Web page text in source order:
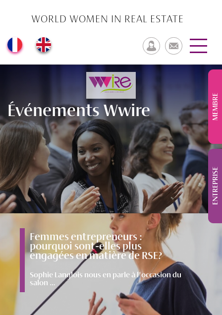
ENTREPRISE
MEMBRE
WORLD WOMEN IN REAL ESTATE
Événements Wwire
Femmes entrepreneurs :
pourquoi sont-elles plus
engagées en matière de RSE?
Sophie Langlois nous en parle à l'occasion du
salon …